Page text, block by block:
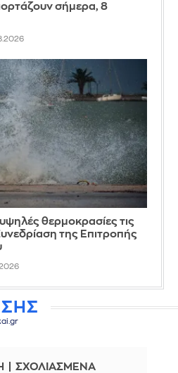
σήμερα, 8
θερμοκρασίες τις
της Επιτροπής
ΣΧΟΛΙΑΣΜΕΝΑ